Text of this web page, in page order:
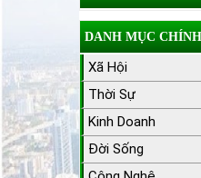
DANH MỤC CHÍNH
Xã Hội
Thời Sự
Kinh Doanh
Đời Sống